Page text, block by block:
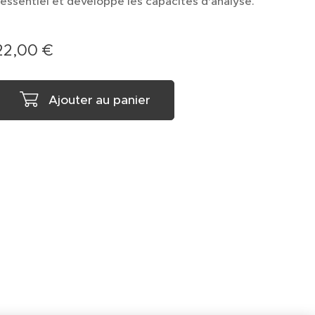
€
Ajouter au panier